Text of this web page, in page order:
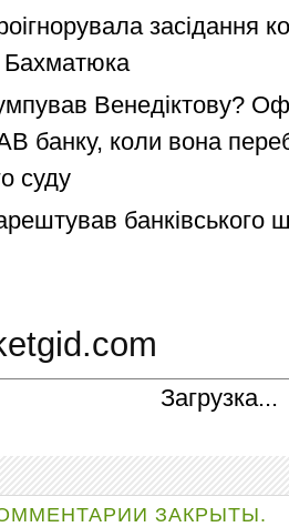
засідання
Бахматюка
Венедіктову?
банку, коли вона
суду
банківського
Загрузка...
ЗАКРЫТЫ.